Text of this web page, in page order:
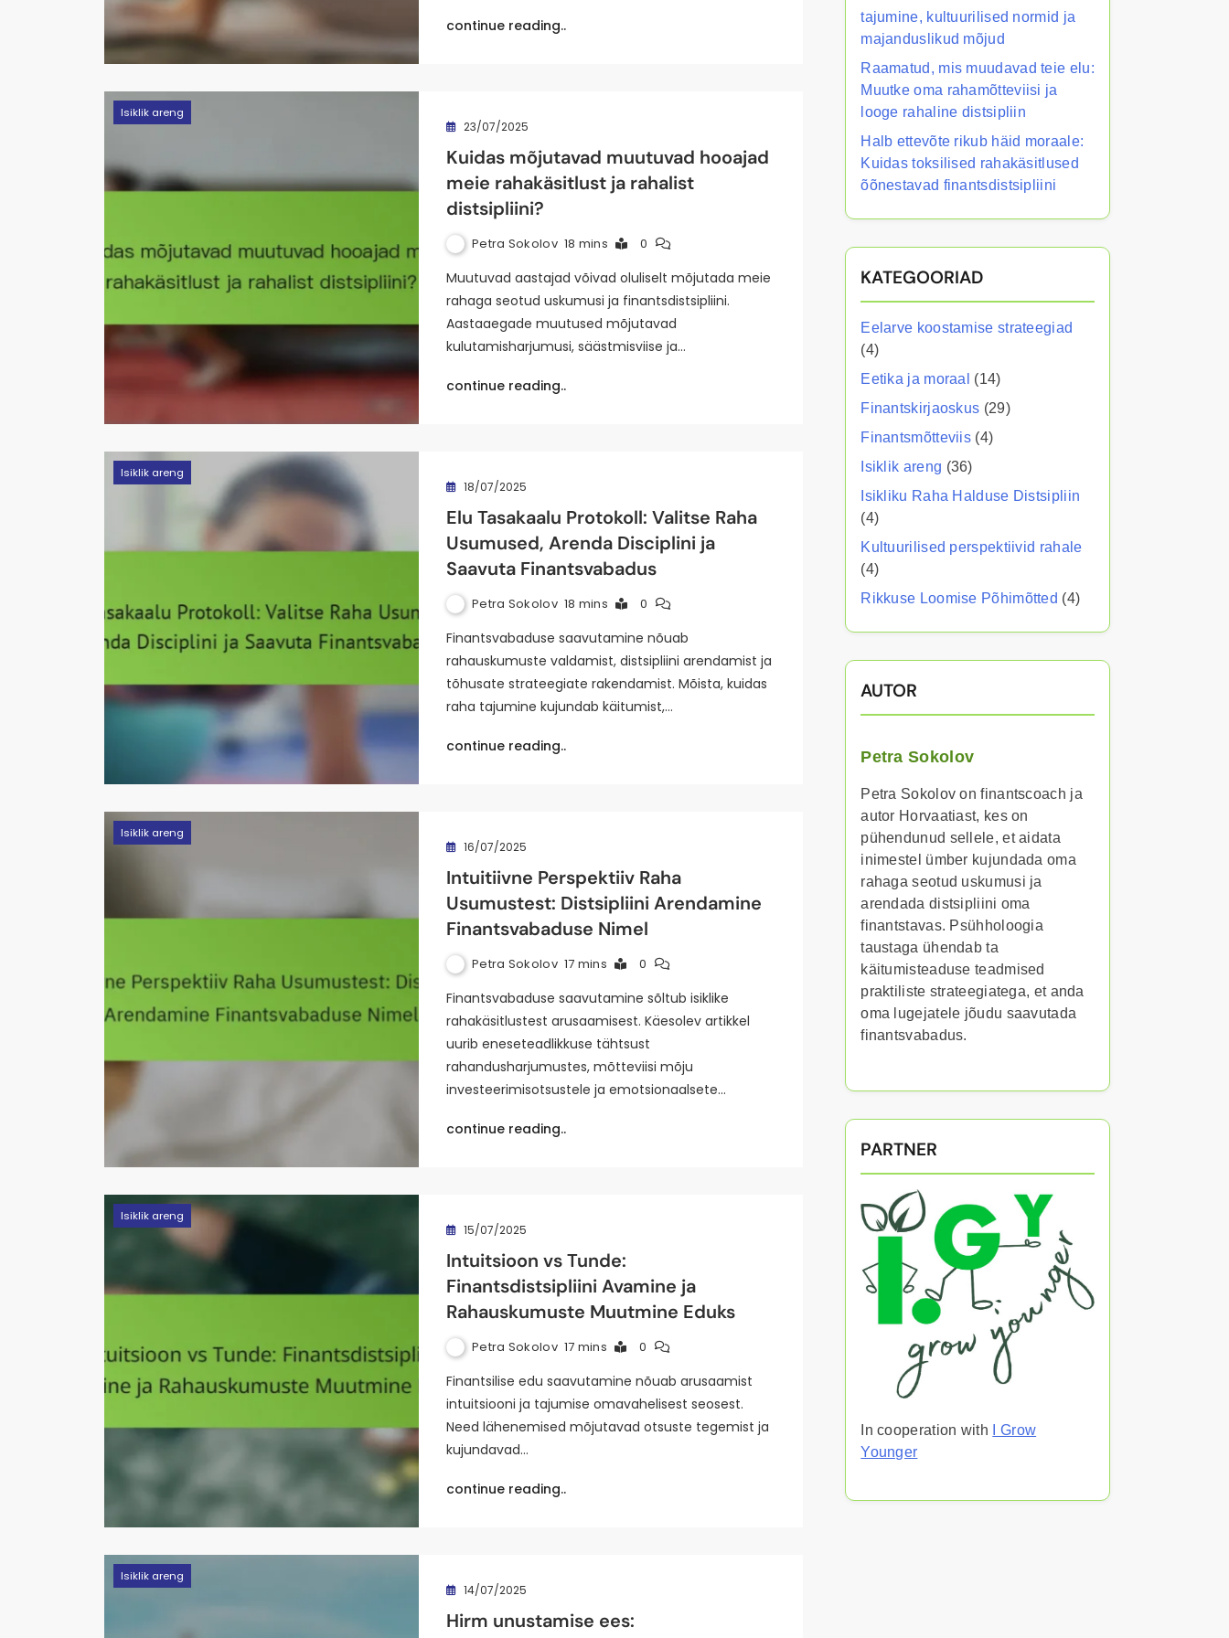
continue reading..
Isiklik areng
23/07/2025
Kuidas mõjutavad muutuvad hooajad
meie rahakäsitlust ja rahalist
distsipliini?
Petra Sokolov 18 mins 0
Muutuvad aastajad võivad oluliselt mõjutada meie
rahaga seotud uskumusi ja finantsdistsipliini.
Aastaaegade muutused mõjutavad
kulutamisharjumusi, säästmisviise ja…
continue reading..
Isiklik areng
18/07/2025
Elu Tasakaalu Protokoll: Valitse Raha
Usumused, Arenda Disciplini ja
Saavuta Finantsvabadus
Petra Sokolov 18 mins 0
Finantsvabaduse saavutamine nõuab
rahauskumuste valdamist, distsipliini arendamist ja
tõhusate strateegiate rakendamist. Mõista, kuidas
raha tajumine kujundab käitumist,…
continue reading..
Isiklik areng
16/07/2025
Intuitiivne Perspektiiv Raha
Usumustest: Distsipliini Arendamine
Finantsvabaduse Nimel
Petra Sokolov 17 mins 0
Finantsvabaduse saavutamine sõltub isiklike
rahakäsitlustest arusaamisest. Käesolev artikkel
uurib eneseteadlikkuse tähtsust
rahandusharjumustes, mõtteviisi mõju
investeerimisotsustele ja emotsionaalsete…
continue reading..
Isiklik areng
15/07/2025
Intuitsioon vs Tunde:
Finantsdistsipliini Avamine ja
Rahauskumuste Muutmine Eduks
Petra Sokolov 17 mins 0
Finantsilise edu saavutamine nõuab arusaamist
intuitsiooni ja tajumise omavahelisest seosest.
Need lähenemised mõjutavad otsuste tegemist ja
kujundavad…
continue reading..
Isiklik areng
14/07/2025
Hirm unustamise ees:
tajumine, kultuurilised normid ja
majanduslikud mõjud
Raamatud, mis muudavad teie elu:
Muutke oma rahamõtteviisi ja
looge rahaline distsipliin
Halb ettevõte rikub häid moraale:
Kuidas toksilised rahakäsitlused
õõnestavad finantsdistsipliini
KATEGOORIAD
Eelarve koostamise strateegiad
(4)
Eetika ja moraal
(14)
Finantskirjaoskus (29)
Finantsmõtteviis (4)
Isiklik areng (36)
Isikliku Raha Halduse Distsipliin
(4)
Kultuurilised perspektiivid rahale
(4)
Rikkuse Loomise Põhimõtted (4)
AUTOR
Petra Sokolov
Petra Sokolov on finantscoach ja
autor Horvaatiast, kes on
pühendunud sellele, et aidata
inimestel ümber kujundada oma
rahaga seotud uskumusi ja
arendada distsipliini oma
finantstavas. Psühholoogia
taustaga ühendab ta
käitumisteaduse teadmised
praktiliste strateegiatega, et anda
oma lugejatele jõudu saavutada
finantsvabadus.
PARTNER
In cooperation with
I Grow
Younger